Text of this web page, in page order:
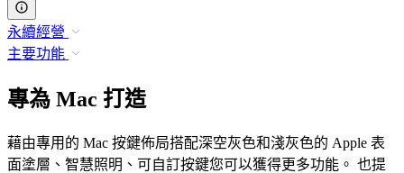
永續經營
主要功能
專為 Mac 打造
藉由專用的 Mac 按鍵佈局搭配深空灰色和淺灰色的 Apple 表
面塗層、智慧照明、可自訂按鍵您可以獲得更多功能。 也提